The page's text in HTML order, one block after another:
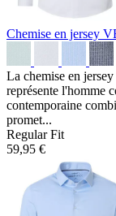
Chemise en jersey
La chemise en
représente l'homme
contemporaine
promet...
Regular Fit
59,95 €